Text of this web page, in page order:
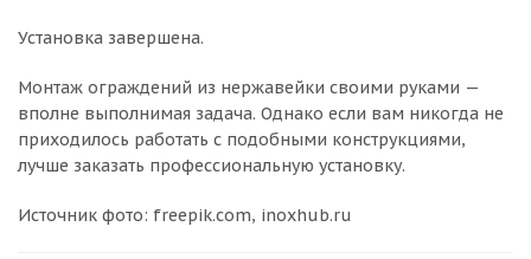
Установка завершена.
Монтаж ограждений из нержавейки своими руками —
вполне выполнимая задача. Однако если вам никогда не
приходилось работать с подобными конструкциями,
лучше заказать профессиональную установку.
Источник фото: freepik.com, inoxhub.ru